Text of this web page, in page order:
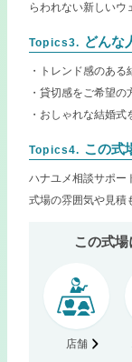
らわれない新しいウ
Topics3. どんな
・トレンド感のあ
・貸切感をご希望の
・おしゃれな結婚式
Topics4. この式
ハナユメ相談サポー
式場の雰囲気や見積
この式
店舗